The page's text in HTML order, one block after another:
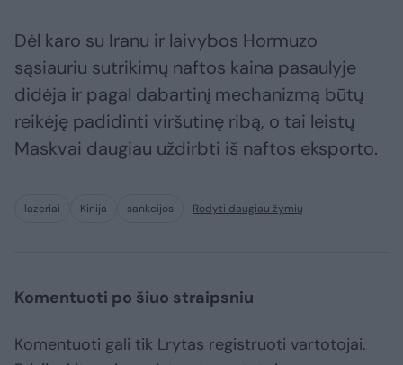
Dėl karo su Iranu ir laivybos Hormuzo
sąsiauriu sutrikimų naftos kaina pasaulyje
didėja ir pagal dabartinį mechanizmą būtų
reikėję padidinti viršutinę ribą, o tai leistų
Maskvai daugiau uždirbti iš naftos eksporto.
lazeriai Kinija sankcijos Rodyti daugiau žymių
Komentuoti po šiuo straipsniu
Komentuoti gali tik Lrytas registruoti vartotojai.